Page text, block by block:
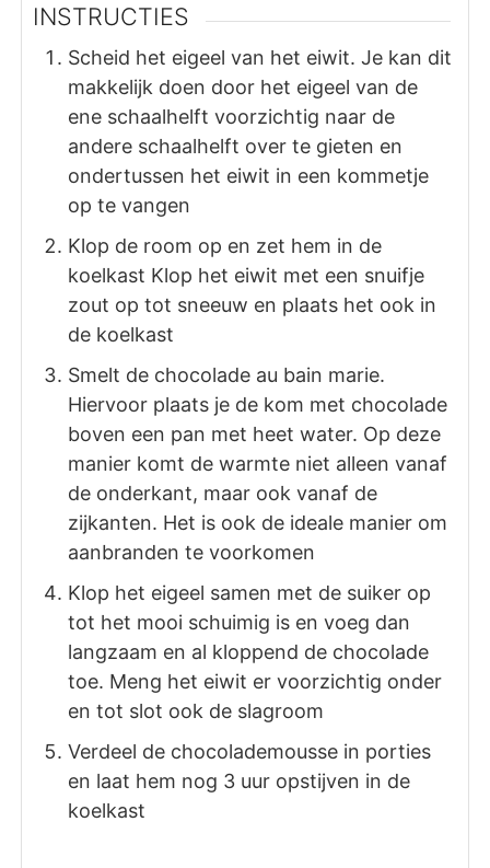
INSTRUCTIES
Scheid het eigeel van het eiwit. Je kan dit
makkelijk doen door het eigeel van de
ene schaalhelft voorzichtig naar de
andere schaalhelft over te gieten en
ondertussen het eiwit in een kommetje
op te vangen
Klop de room op en zet hem in de
koelkast Klop het eiwit met een snuifje
zout op tot sneeuw en plaats het ook in
de koelkast
Smelt de chocolade au bain marie.
Hiervoor plaats je de kom met chocolade
boven een pan met heet water. Op deze
manier komt de warmte niet alleen vanaf
de onderkant, maar ook vanaf de
zijkanten. Het is ook de ideale manier om
aanbranden te voorkomen
Klop het eigeel samen met de suiker op
tot het mooi schuimig is en voeg dan
langzaam en al kloppend de chocolade
toe. Meng het eiwit er voorzichtig onder
en tot slot ook de slagroom
Verdeel de chocolademousse in porties
en laat hem nog 3 uur opstijven in de
koelkast